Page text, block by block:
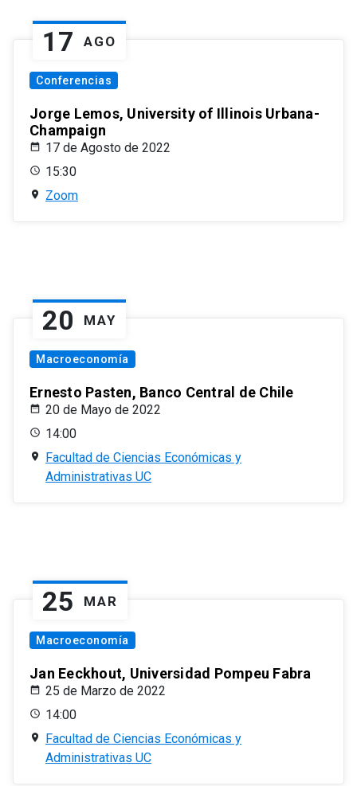
17 AGO
Conferencias
Jorge Lemos, University of Illinois Urbana-
Champaign
17 de Agosto de 2022
15:30
Zoom
20 MAY
Macroeconomía
Ernesto Pasten, Banco Central de Chile
20 de Mayo de 2022
14:00
Facultad de Ciencias Económicas y
Administrativas UC
25 MAR
Macroeconomía
Jan Eeckhout, Universidad Pompeu Fabra
25 de Marzo de 2022
14:00
Facultad de Ciencias Económicas y
Administrativas UC